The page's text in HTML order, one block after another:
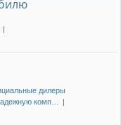
дилеры
комп…